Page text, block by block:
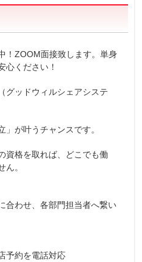
！ZOOM面接致します。単身
心ください！
グッドウィルシェアシステ
」が叶うチャンスです。
資格を取れば、どこでも働
ん。
合わせ、各部門担当者へ繋い
予約を電話対応